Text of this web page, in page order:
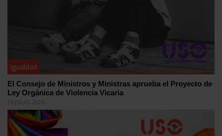
Igualdad
El Consejo de Ministros y Ministras aprueba el Proyecto de
Ley Orgánica de Violencia Vicaria
16 JULIO, 2026